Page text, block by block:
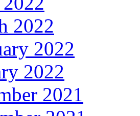
2022
2022
2022
2021